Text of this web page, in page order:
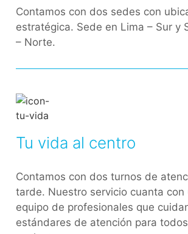
Contamos con dos sedes con
estratégica. Sede en Lima – Sur y
– Norte.
Tu vida al centro
Contamos con dos turnos de
tarde. Nuestro servicio cuanta con
equipo de profesionales que
estándares de atención para